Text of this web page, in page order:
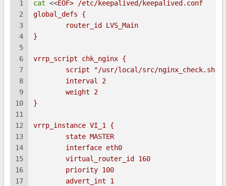
1
2
3
4
5
6
7
8
9
10
11
12
13
14
15
16
17
cat <<EOF> /etc/keepalived/keepalived.conf
global_defs {
	router_id LVS_Main
}
vrrp_script chk_nginx {
	script "/usr/local/src/nginx_check.sh"
	interval 2
	weight 2
}
vrrp_instance VI_1 {
	state MASTER
	interface eth0
	virtual_router_id 160
	priority 100
	advert_int 1